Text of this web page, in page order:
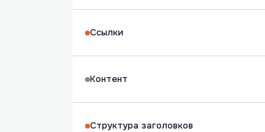
Ссылки
Контент
Структура заголовков